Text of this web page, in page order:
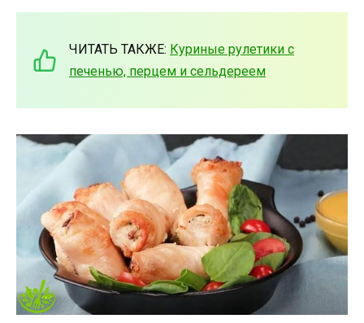
ЧИТАТЬ ТАКЖЕ: Куриные рулетики с
печенью, перцем и сельдереем